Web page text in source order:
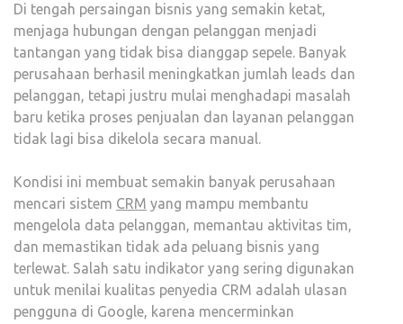
Di tengah persaingan bisnis yang semakin ketat,
menjaga hubungan dengan pelanggan menjadi
tantangan yang tidak bisa dianggap sepele. Banyak
perusahaan berhasil meningkatkan jumlah leads dan
pelanggan, tetapi justru mulai menghadapi masalah
baru ketika proses penjualan dan layanan pelanggan
tidak lagi bisa dikelola secara manual.
Kondisi ini membuat semakin banyak perusahaan
mencari sistem CRM yang mampu membantu
mengelola data pelanggan, memantau aktivitas tim,
dan memastikan tidak ada peluang bisnis yang
terlewat. Salah satu indikator yang sering digunakan
untuk menilai kualitas penyedia CRM adalah ulasan
pengguna di Google, karena mencerminkan